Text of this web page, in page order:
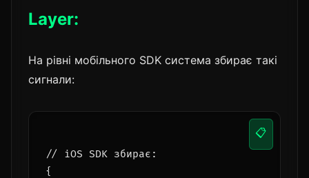
Layer:
На рівні мобільного SDK система збирає такі
сигнали:
// iOS SDK збирає:
{
📋